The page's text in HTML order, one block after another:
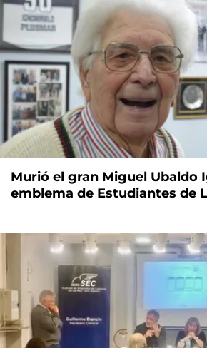
Murió el gran Miguel Ubaldo
emblema de Estudiantes de